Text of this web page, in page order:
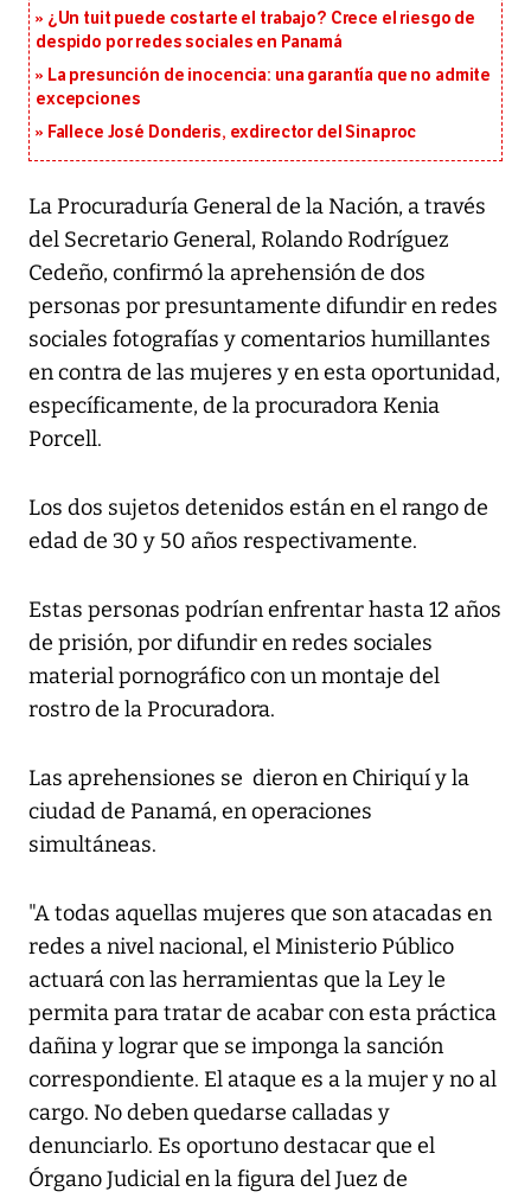
¿Un tuit puede costarte el trabajo? Crece el riesgo de
despido por redes sociales en Panamá
La presunción de inocencia: una garantía que no admite
excepciones
Fallece José Donderis, exdirector del Sinaproc
La Procuraduría General de la Nación, a través
del Secretario General, Rolando Rodríguez
Cedeño, confirmó la aprehensión de dos
personas por presuntamente difundir en redes
sociales fotografías y comentarios humillantes
en contra de las mujeres y en esta oportunidad,
específicamente, de la procuradora Kenia
Porcell.
Los dos sujetos detenidos están en el rango de
edad de 30 y 50 años respectivamente.
Estas personas podrían enfrentar hasta 12 años
de prisión, por difundir en redes sociales
material pornográfico con un montaje del
rostro de la Procuradora.
Las aprehensiones se dieron en Chiriquí y la
ciudad de Panamá, en operaciones
simultáneas.
"A todas aquellas mujeres que son atacadas en
redes a nivel nacional, el Ministerio Público
actuará con las herramientas que la Ley le
permita para tratar de acabar con esta práctica
dañina y lograr que se imponga la sanción
correspondiente. El ataque es a la mujer y no al
cargo. No deben quedarse calladas y
denunciarlo. Es oportuno destacar que el
Órgano Judicial en la figura del Juez de